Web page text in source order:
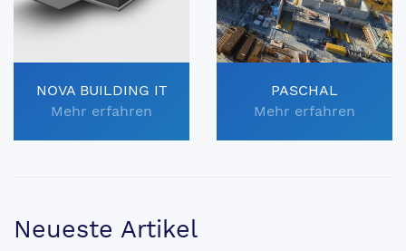
NOVA BUILDING IT
Mehr erfahren
PASCHAL
Mehr erfahren
Neueste Artikel